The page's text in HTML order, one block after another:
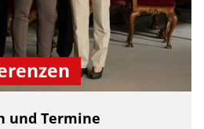
und Termine